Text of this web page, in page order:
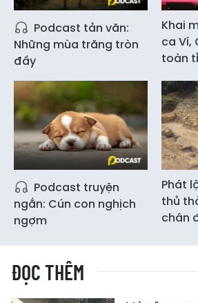
Podcast tản văn:
Những mùa trăng tròn
đầy
Khai
ca Ví,
toàn
Podcast truyện
ngắn: Cún con nghịch
ngợm
Phát
thủ
chân
ĐỌC THÊM